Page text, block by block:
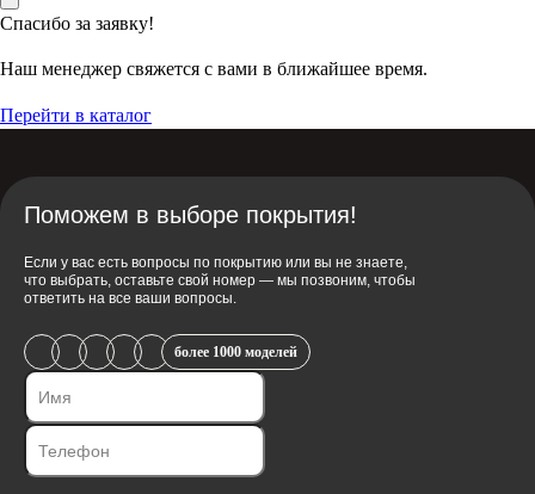
Спасибо за заявку!
Наш менеджер свяжется с вами в ближайшее время.
Перейти в каталог
Поможем в выборе покрытия!
Если у вас есть вопросы по покрытию или вы не знаете,
что выбрать, оставьте свой номер — мы позвоним, чтобы
ответить на все ваши вопросы.
более 1000 моделей